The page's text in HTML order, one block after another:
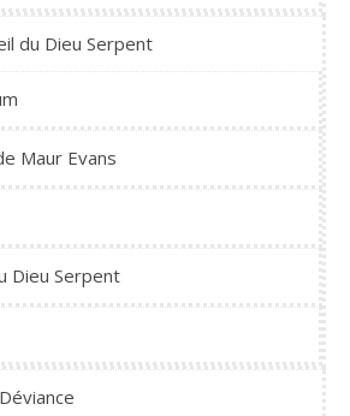
du Dieu Serpent
Maur Evans
Dieu Serpent